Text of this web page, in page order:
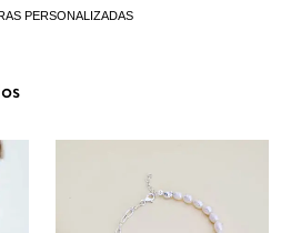
PERSONALIZADAS